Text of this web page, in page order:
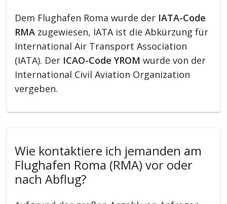
Dem Flughafen Roma wurde der IATA-Code
RMA zugewiesen, IATA ist die Abkürzung für
International Air Transport Association
(IATA). Der ICAO-Code YROM wurde von der
International Civil Aviation Organization
vergeben.
Wie kontaktiere ich jemanden am
Flughafen Roma (RMA) vor oder
nach Abflug?